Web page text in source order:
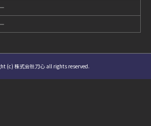
(c) 株式会社刀心 all rights reserved.